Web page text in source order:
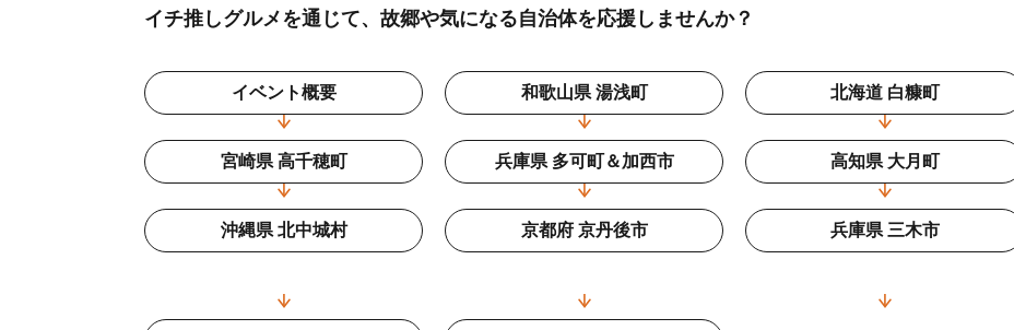
イチ推しグルメを通じて、故郷や気になる自治体を応援しませんか？
イベント概要 和歌山県 湯浅町 北海道 白糠町
宮崎県 高千穂町 兵庫県 多可町＆加西市 高知県 大月町
沖縄県 北中城村 京都府 京丹後市 兵庫県 三木市